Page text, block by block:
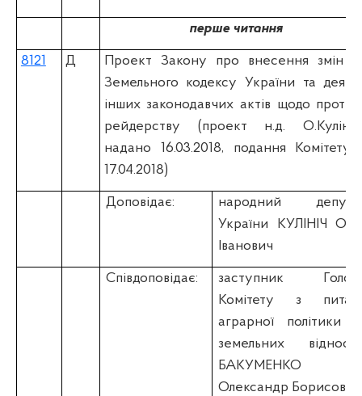
перше читання
8121 Д
Проект Закону про внесення змін
Земельного кодексу України та
інших законодавчих актів щодо
рейдерству (проект н.д.
надано 16.03.2018, подання Комітету
17.04.2018)
Доповідає:
народний
України КУЛІНІЧ
Іванович
Співдоповідає:
заступник
Комітету з
аграрної політики
земельних
БАКУМЕНКО
Олександр Борисович